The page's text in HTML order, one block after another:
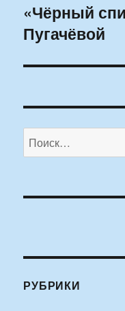
Следующая
запись:
«Чёрный
Пугачёвой
Искать:
РУБРИКИ